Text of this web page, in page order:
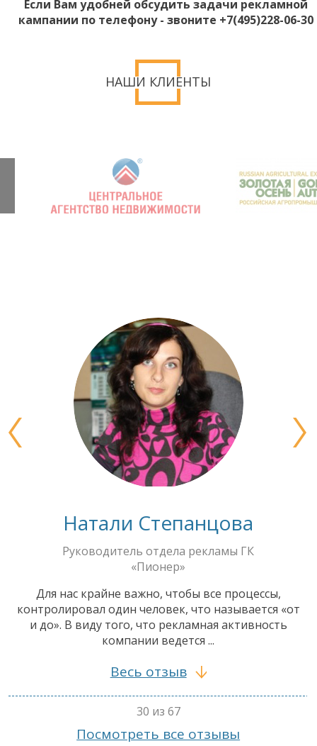
Если Вам удобней обсудить задачи рекламной
кампании по телефону - звоните +7(495)228-06-30
НАШИ КЛИЕНТЫ
Натали Степанцова
Руководитель отдела рекламы ГК
«Пионер»
Для нас крайне важно, чтобы все процессы,
контролировал один человек, что называется «от
и до». В виду того, что рекламная активность
компании ведется ...
Весь отзыв
30 из 67
Посмотреть все отзывы